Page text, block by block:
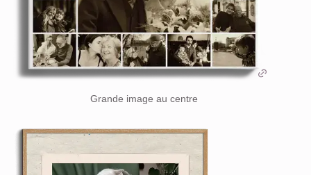
Grande image au centre